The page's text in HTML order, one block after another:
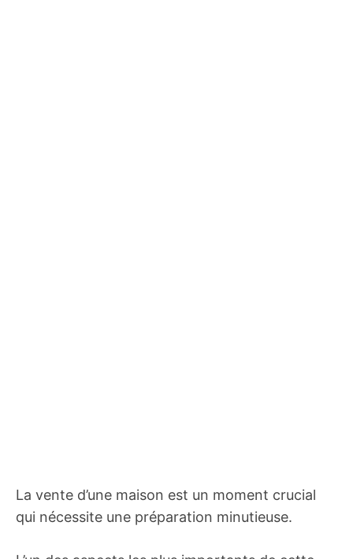
La vente d’une maison est un moment crucial
qui nécessite une préparation minutieuse.